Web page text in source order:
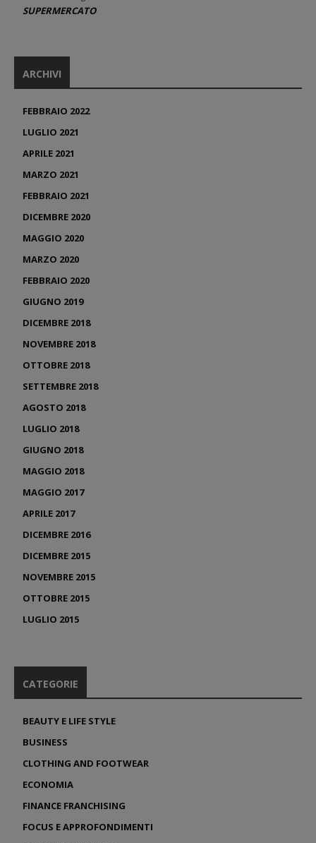
SUPERMERCATO
ARCHIVI
FEBBRAIO 2022
LUGLIO 2021
APRILE 2021
MARZO 2021
FEBBRAIO 2021
DICEMBRE 2020
MAGGIO 2020
MARZO 2020
FEBBRAIO 2020
GIUGNO 2019
DICEMBRE 2018
NOVEMBRE 2018
OTTOBRE 2018
SETTEMBRE 2018
AGOSTO 2018
LUGLIO 2018
GIUGNO 2018
MAGGIO 2018
MAGGIO 2017
APRILE 2017
DICEMBRE 2016
DICEMBRE 2015
NOVEMBRE 2015
OTTOBRE 2015
LUGLIO 2015
CATEGORIE
BEAUTY E LIFE STYLE
BUSINESS
CLOTHING AND FOOTWEAR
ECONOMIA
FINANCE FRANCHISING
FOCUS E APPROFONDIMENTI